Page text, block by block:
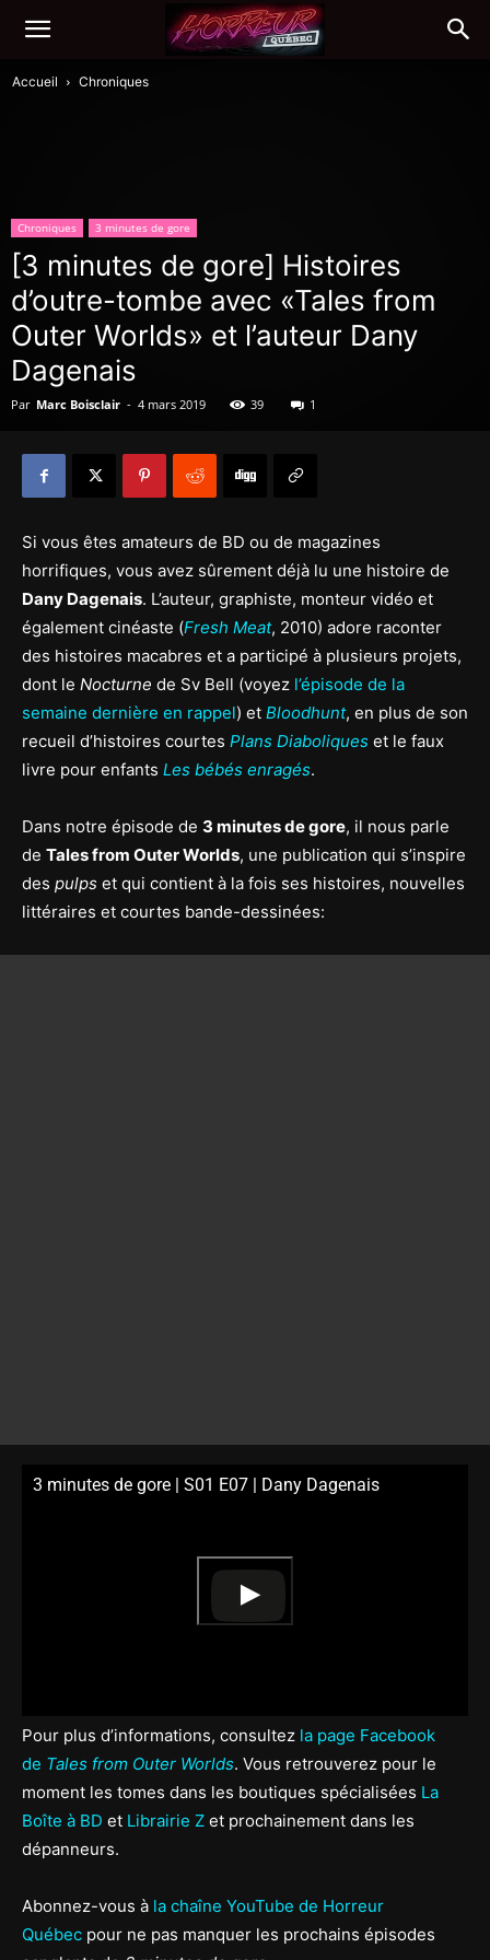
Accueil Chroniques
Chroniques 3 minutes de gore
[3 minutes de gore] Histoires
d’outre-tombe avec «Tales from
Outer Worlds» et l’auteur Dany
Dagenais
Par Marc Boisclair - 4 mars 2019 39 1
Si vous êtes amateurs de BD ou de magazines
horrifiques, vous avez sûrement déjà lu une histoire de
Dany Dagenais. L’auteur, graphiste, monteur vidéo et
également cinéaste (Fresh Meat, 2010) adore raconter
des histoires macabres et a participé à plusieurs projets,
dont le Nocturne de Sv Bell (voyez l’épisode de la
semaine dernière en rappel) et Bloodhunt, en plus de son
recueil d’histoires courtes Plans Diaboliques et le faux
livre pour enfants Les bébés enragés.
Dans notre épisode de 3 minutes de gore, il nous parle
de Tales from Outer Worlds, une publication qui s’inspire
des pulps et qui contient à la fois ses histoires, nouvelles
littéraires et courtes bande-dessinées:
3 minutes de gore | S01 E07 | Dany Dagenais
Pour plus d’informations, consultez la page Facebook
de Tales from Outer Worlds. Vous retrouverez pour le
moment les tomes dans les boutiques spécialisées La
Boîte à BD et Librairie Z et prochainement dans les
dépanneurs.
Abonnez-vous à la chaîne YouTube de Horreur
Québec pour ne pas manquer les prochains épisodes